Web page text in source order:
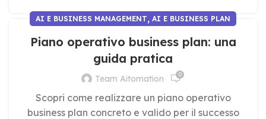
AI E BUSINESS MANAGEMENT, AI E BUSINESS PLAN
Piano operativo business plan: una
guida pratica
Team Aitomation 0
Scopri come realizzare un piano operativo
business plan concreto e valido per il successo